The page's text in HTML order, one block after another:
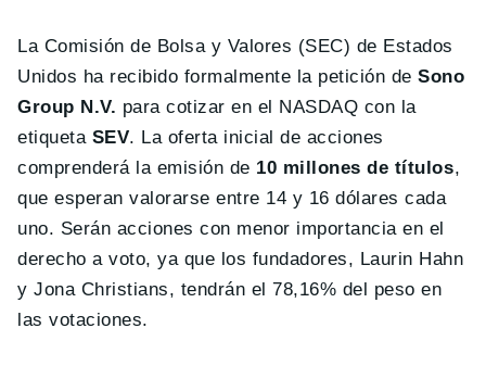
La Comisión de Bolsa y Valores (SEC) de Estados
Unidos ha recibido formalmente la petición deSono
Group N.V. para cotizar en el NASDAQ con la
etiqueta SEV. La oferta inicial de acciones
comprenderá la emisión de 10 millones de títulos,
que esperan valorarse entre 14 y 16 dólares cada
uno. Serán acciones con menor importancia en el
derecho a voto, ya que los fundadores, Laurin Hahn
y Jona Christians, tendrán el 78,16% del peso en
las votaciones.